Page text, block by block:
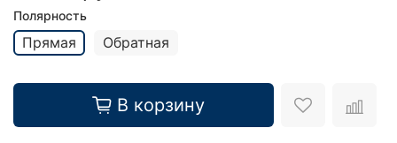
Полярность
Прямая Обратная
В корзину